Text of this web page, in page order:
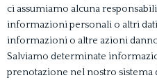
ci assumiamo alcuna
informazioni personali o altri
informazioni o altre azioni
Salviamo determinate
prenotazione nel nostro